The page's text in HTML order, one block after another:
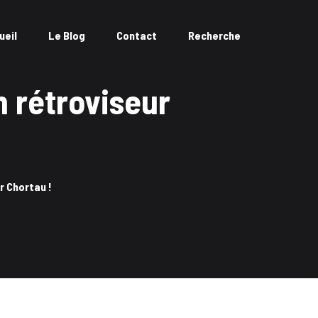
Le Blog Contact Recherche
rétroviseur
Chortau !